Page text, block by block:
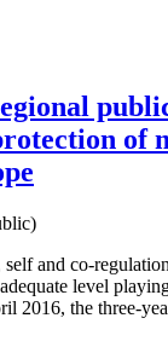
of
and co-
level
2016, the three-